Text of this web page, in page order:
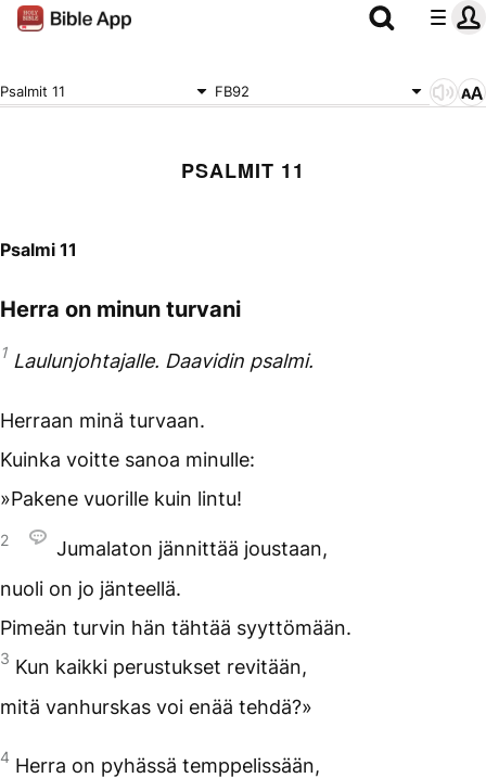
Psalmit 11 FB92
PSALMIT 11
Psalmi 11
Herra on minun turvani
1 Laulunjohtajalle. Daavidin psalmi.
Herraan minä turvaan.
Kuinka voitte sanoa minulle:
»Pakene vuorille kuin lintu!
2
Jumalaton jännittää joustaan,
nuoli on jo jänteellä.
Pimeän turvin hän tähtää syyttömään.
3 Kun kaikki perustukset revitään,
mitä vanhurskas voi enää tehdä?»
4 Herra on pyhässä temppelissään,